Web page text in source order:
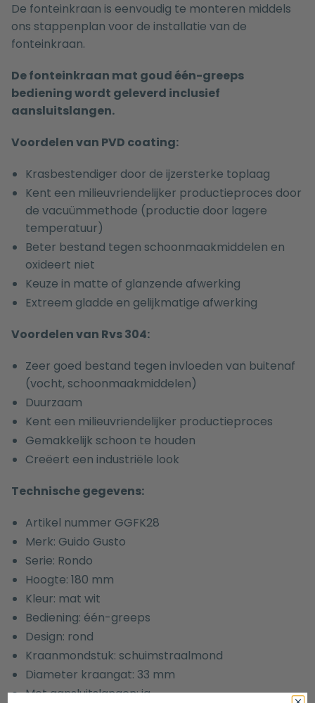
De fonteinkraan is eenvoudig te monteren middels
ons stappenplan voor de installatie van de
fonteinkraan.
De fonteinkraan mat goud één-greeps
bediening wordt geleverd inclusief
aansluitslangen.
Voordelen van PVD coating:
Krasbestendiger door de ijzersterke toplaag
Kent een milieuvriendelijker productieproces door
de vacuümmethode (productie door lagere
temperatuur)
Beter bestand tegen schoonmaakmiddelen en
oxideert niet
Keuze in matte of glanzende afwerking
Extreem gladde en gelijkmatige afwerking
Voordelen van Rvs 304:
Zeer goed bestand tegen invloeden van buitenaf
(vocht, schoonmaakmiddelen)
Duurzaam
Kent een milieuvriendelijker productieproces
Gemakkelijk schoon te houden
Creëert een industriële look
Technische gegevens:
Artikel nummer GGFK28
Merk: Guido Gusto
Serie: Rondo
Hoogte: 180 mm
Kleur: mat wit
Bediening: één-greeps
Design: rond
Kraanmondstuk: schuimstraalmond
Diameter kraangat: 33 mm
Met aansluitslangen: ja